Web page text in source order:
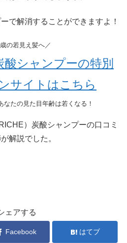
で解消することができますよ！
の若見え髪へ／
酸シャンプーの特別
サイトはこちら
なたの見た目年齢は若くなる！
）炭酸シャンプーの口コミ
解説でした。
ェアする
Facebook はてブ